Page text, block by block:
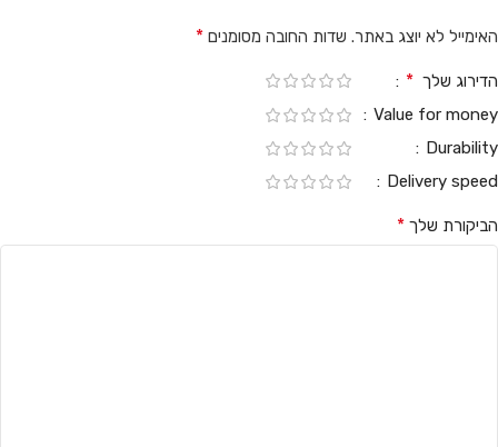
האימייל לא יוצג באתר. שדות החובה מסומנים *
הדירוג שלך *
Value for money
Durability
Delivery speed
הביקורת שלך *